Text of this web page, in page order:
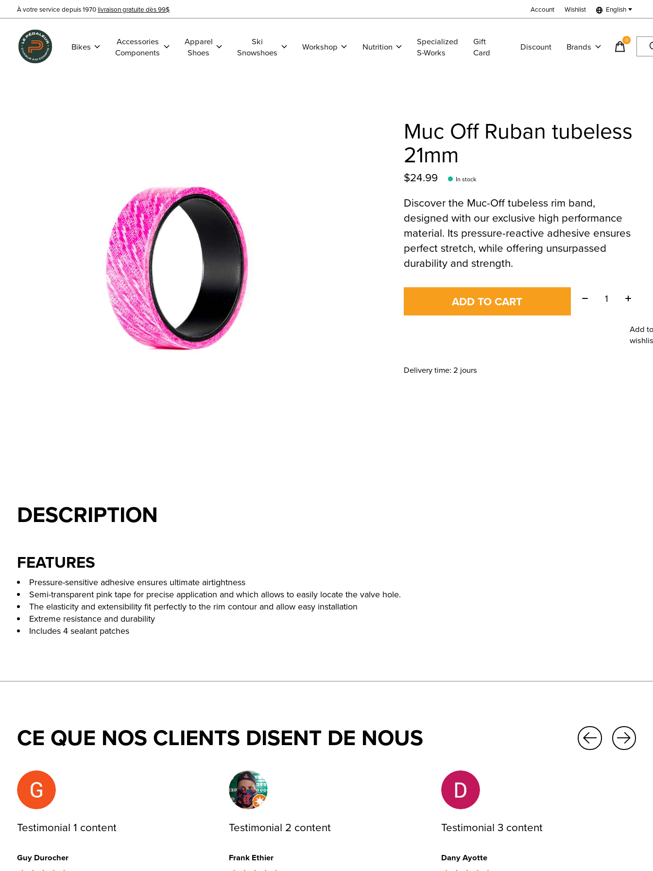
À votre service depuis 1970 livraison gratuite dès 99$ Account Wishlist English
Bikes
Accessories
Components
Apparel
Shoes
Ski
Snowshoes
Workshop Nutrition
Specialized
S-Works
Gift
Card
Discount Brands
0items
Muc Off Ruban tubeless
21mm
$24.99 In stock
Discover the Muc-Off tubeless rim band,
designed with our exclusive high performance
material. Its pressure-reactive adhesive ensures
perfect stretch, while offering unsurpassed
durability and strength.
ADD TO CART Quantity:
Add
Delivery time: 2 jours
DESCRIPTION
FEATURES
Pressure-sensitive adhesive ensures ultimate airtightness
Semi-transparent pink tape for precise application and which allows to easily locate the valve hole.
The elasticity and extensibility fit perfectly to the rim contour and allow easy installation
Extreme resistance and durability
Includes 4 sealant patches
CE QUE NOS CLIENTS DISENT DE NOUS
Testimonial items
Testimonial 1 content
Guy Durocher
Testimonial 2 content
Frank Ethier
Testimonial 3 content
Dany Ayotte